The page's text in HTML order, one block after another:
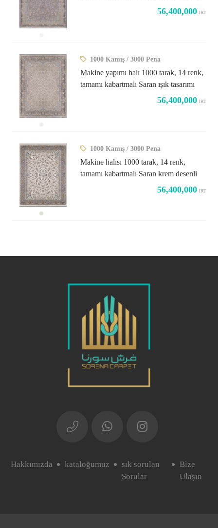
56,400,000 IRT
1000 Kamış / 3000 Pena
Makine yapımı halı 1000 tarak, 14 renk,
tamamı kabartmalı Saran ışık tasarımı
56,400,000 IRT
1000 Kamış / 3000 Pena
Makine halısı 1000 tarak, 14 renk,
tamamı kabartmalı Saran krem ​​desenli
56,400,000 IRT
Hakkımızda kataloğumuz
sık sorulan
Sorular
Bize
Ulaşın